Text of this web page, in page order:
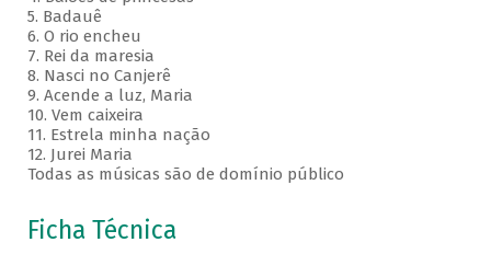
5. Badauê
6. O rio encheu
7. Rei da maresia
8. Nasci no Canjerê
9. Acende a luz, Maria
10. Vem caixeira
11. Estrela minha nação
12. Jurei Maria
Todas as músicas são de domínio público
Ficha Técnica